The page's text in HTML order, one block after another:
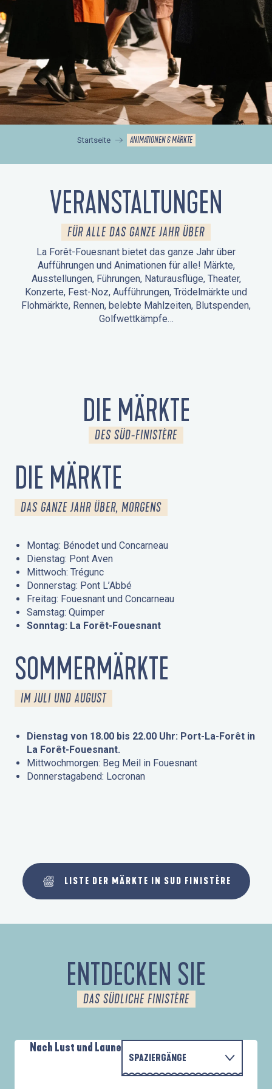
Startseite ANIMATIONEN & MÄRKTE
VERANSTALTUNGEN
FÜR ALLE DAS GANZE JAHR ÜBER
La Forêt-Fouesnant bietet das ganze Jahr über
Aufführungen und Animationen für alle! Märkte,
Ausstellungen, Führungen, Naturausflüge, Theater,
Konzerte, Fest-Noz, Aufführungen, Trödelmärkte und
Flohmärkte, Rennen, belebte Mahlzeiten, Blutspenden,
Golfwettkämpfe…
DIE MÄRKTE
DES SÜD-FINISTÈRE
DIE MÄRKTE
DAS GANZE JAHR ÜBER, MORGENS
Montag: Bénodet und Concarneau
Dienstag: Pont Aven
Mittwoch: Trégunc
Donnerstag: Pont L’Abbé
Freitag: Fouesnant und Concarneau
Samstag: Quimper
Sonntag: La Forêt-Fouesnant
SOMMERMÄRKTE
IM JULI UND AUGUST
Dienstag von 18.00 bis 22.00 Uhr: Port-La-Forêt in
La Forêt-Fouesnant.
Mittwochmorgen: Beg Meil in Fouesnant
Donnerstagabend: Locronan
LISTE DER MÄRKTE IN SUD FINISTÈRE
ENTDECKEN SIE
DAS SÜDLICHE FINISTÈRE
Nach Lust und Laune
SPAZIERGÄNGE